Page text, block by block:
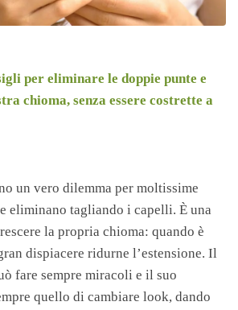
per eliminare le doppie punte e
chioma, senza essere costrette a
un vero dilemma per moltissime
eliminano tagliando i capelli. È una
la propria chioma: quando è
dispiacere ridurne l’estensione. Il
fare sempre miracoli e il suo
quello di cambiare look, dando